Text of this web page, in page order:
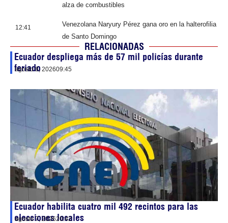
alza de combustibles
12:41
Venezolana Naryury Pérez gana oro en la halterofilia
de Santo Domingo
RELACIONADAS
Ecuador despliega más de 57 mil policías durante
feriado
agosto 8, 202609:45
Ecuador habilita cuatro mil 492 recintos para las
elecciones locales
agosto 7, 202620:42